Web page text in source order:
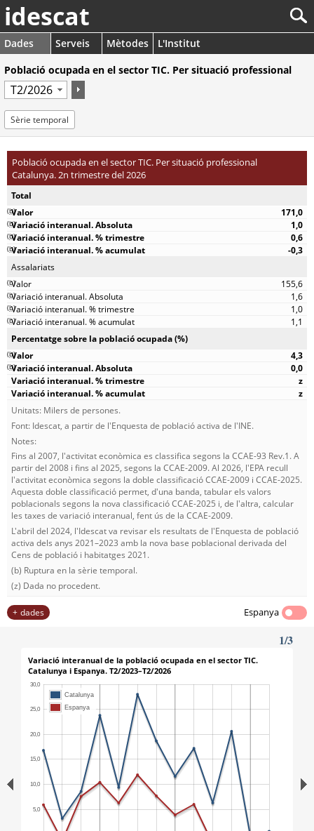
idescat
Dades Serveis Mètodes
L'Institut
Població ocupada en el sector TIC. Per situació professional
Sèrie temporal
Població ocupada en el sector TIC. Per situació professional
Catalunya. 2n trimestre del 2026
Total
171,0
(b)
1,0
(b)
0,6
(b)
-0,3
(b)
Assalariats
155,6
(b)
1,6
(b)
1,0
(b)
1,1
(b)
Percentatge sobre la població ocupada (%)
4,3
(b)
0,0
(b)
z
z
Unitats: Milers de persones.
Font: Idescat, a partir de l'Enquesta de població activa de l'INE.
Notes:
Fins al 2007, l'activitat econòmica es classifica segons la CCAE-93 Rev.1. A
partir del 2008 i fins al 2025, segons la CCAE-2009. Al 2026, l'EPA recull
l'activitat econòmica segons la doble classificació CCAE-2009 i CCAE-2025.
Aquesta doble classificació permet, d'una banda, tabular els valors
poblacionals segons la nova classificació CCAE-2025 i, de l'altra, calcular
les taxes de variació interanual, fent ús de la CCAE-2009.
L'abril del 2024, l'Idescat va revisar els resultats de l'Enquesta de població
activa dels anys 2021–2023 amb la nova base poblacional derivada del
Cens de població i habitatges 2021.
(b) Ruptura en la sèrie temporal.
(z) Dada no procedent.
dades Espanya